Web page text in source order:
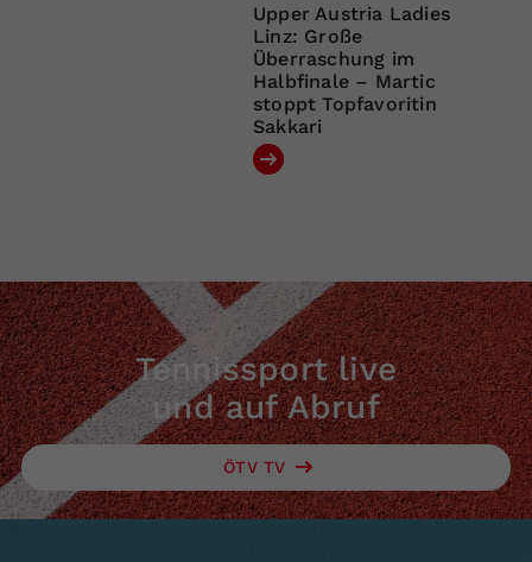
Upper Austria Ladies
Linz: Große
Überraschung im
Halbfinale – Martic
stoppt Topfavoritin
Sakkari
Tennissport live
und auf Abruf
ÖTV TV